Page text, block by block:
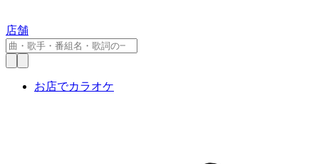
店舗
お店でカラオケ